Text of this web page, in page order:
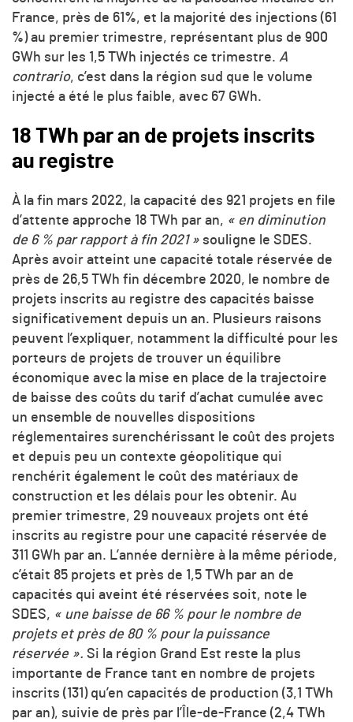
France, près de 61%, et la majorité des injections (61
%) au premier trimestre, représentant plus de 900
GWh sur les 1,5 TWh injectés ce trimestre. A
contrario, c’est dans la région sud que le volume
injecté a été le plus faible, avec 67 GWh.
18 TWh par an de projets inscrits
au registre
À la fin mars 2022, la capacité des 921 projets en file
d’attente approche 18 TWh par an, « en diminution
de 6 % par rapport à fin 2021 » souligne le SDES.
Après avoir atteint une capacité totale réservée de
près de 26,5 TWh fin décembre 2020, le nombre de
projets inscrits au registre des capacités baisse
significativement depuis un an. Plusieurs raisons
peuvent l’expliquer, notamment la difficulté pour les
porteurs de projets de trouver un équilibre
économique avec la mise en place de la trajectoire
de baisse des coûts du tarif d’achat cumulée avec
un ensemble de nouvelles dispositions
réglementaires surenchérissant le coût des projets
et depuis peu un contexte géopolitique qui
renchérit également le coût des matériaux de
construction et les délais pour les obtenir. Au
premier trimestre, 29 nouveaux projets ont été
inscrits au registre pour une capacité réservée de
311 GWh par an. L’année dernière à la même période,
c’était 85 projets et près de 1,5 TWh par an de
capacités qui aveint été réservées soit, note le
SDES, « une baisse de 66 % pour le nombre de
projets et près de 80 % pour la puissance
réservée ». Si la région Grand Est reste la plus
importante de France tant en nombre de projets
inscrits (131) qu’en capacités de production (3,1 TWh
par an), suivie de près par l’Île-de-France (2,4 TWh